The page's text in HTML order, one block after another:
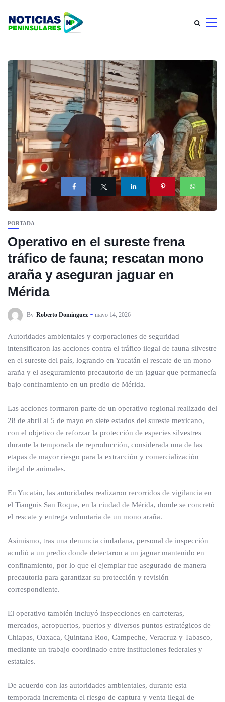
PORTADA
Operativo en el sureste frena
tráfico de fauna; rescatan mono
araña y aseguran jaguar en
Mérida
By Roberto Dominguez mayo 14, 2026
Autoridades ambientales y corporaciones de seguridad
intensificaron las acciones contra el tráfico ilegal de fauna silvestre
en el sureste del país, logrando en Yucatán el rescate de un mono
araña y el aseguramiento precautorio de un jaguar que permanecía
bajo confinamiento en un predio de Mérida.
Las acciones formaron parte de un operativo regional realizado del
28 de abril al 5 de mayo en siete estados del sureste mexicano,
con el objetivo de reforzar la protección de especies silvestres
durante la temporada de reproducción, considerada una de las
etapas de mayor riesgo para la extracción y comercialización
ilegal de animales.
En Yucatán, las autoridades realizaron recorridos de vigilancia en
el Tianguis San Roque, en la ciudad de Mérida, donde se concretó
el rescate y entrega voluntaria de un mono araña.
Asimismo, tras una denuncia ciudadana, personal de inspección
acudió a un predio donde detectaron a un jaguar mantenido en
confinamiento, por lo que el ejemplar fue asegurado de manera
precautoria para garantizar su protección y revisión
correspondiente.
El operativo también incluyó inspecciones en carreteras,
mercados, aeropuertos, puertos y diversos puntos estratégicos de
Chiapas, Oaxaca, Quintana Roo, Campeche, Veracruz y Tabasco,
mediante un trabajo coordinado entre instituciones federales y
estatales.
De acuerdo con las autoridades ambientales, durante esta
temporada incrementa el riesgo de captura y venta ilegal de